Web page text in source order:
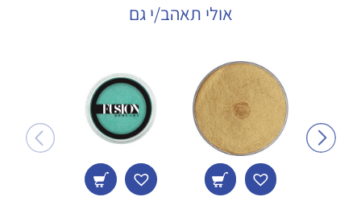
אולי תאהב/י גם